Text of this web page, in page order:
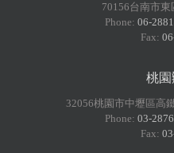
70156台南市
Phone: 06-
Fax:
桃園
32056桃園市中壢區高
Phone: 03-
Fax: